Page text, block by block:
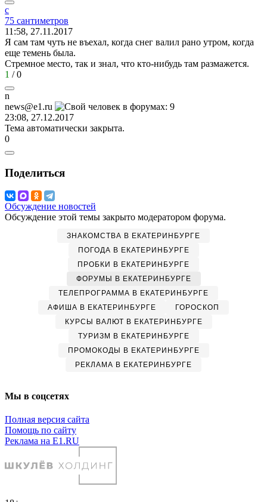
с
75 сантиметров
11:58, 27.11.2017
Я сам там чуть не въехал, когда снег валил рано утром, когда
еще темень была.
Стремное место, так и знал, что кто-нибудь там размажется.
1 /0
n
news@e1.ru
23:08, 27.12.2017
Тема автоматически закрыта.
0
Поделиться
Обсуждение новостей
Обсуждение этой темы закрыто модератором форума.
ЗНАКОМСТВА В ЕКАТЕРИНБУРГЕ
ПОГОДА В ЕКАТЕРИНБУРГЕ
ПРОБКИ В ЕКАТЕРИНБУРГЕ
ФОРУМЫ В ЕКАТЕРИНБУРГЕ
ТЕЛЕПРОГРАММА В ЕКАТЕРИНБУРГЕ
АФИША В ЕКАТЕРИНБУРГЕ
ГОРОСКОП
КУРСЫ ВАЛЮТ В ЕКАТЕРИНБУРГЕ
ТУРИЗМ В ЕКАТЕРИНБУРГЕ
ПРОМОКОДЫ В ЕКАТЕРИНБУРГЕ
РЕКЛАМА В ЕКАТЕРИНБУРГЕ
Мы в соцсетях
Полная версия сайта
Помощь по сайту
Реклама на E1.RU